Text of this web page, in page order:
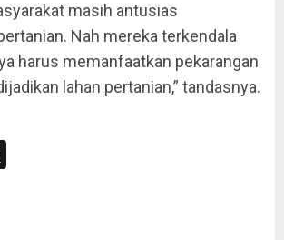
masih antusias
Nah mereka terkendala
harus memanfaatkan pekarangan
lahan pertanian,” tandasnya.